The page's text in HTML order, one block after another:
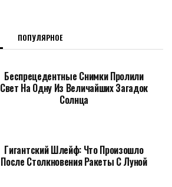
ПОПУЛЯРНОЕ
Беспрецедентные Снимки Пролили
Свет На Одну Из Величайших Загадок
Солнца
Гигантский Шлейф: Что Произошло
После Столкновения Ракеты С Луной